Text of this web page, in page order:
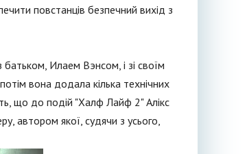
повстанців безпечний вихід з
Илаем Вэнсом, і зі своїм
вона додала кілька технічних
що до подій "Халф Лайф 2" Алікс
автором якої, судячи з усього,